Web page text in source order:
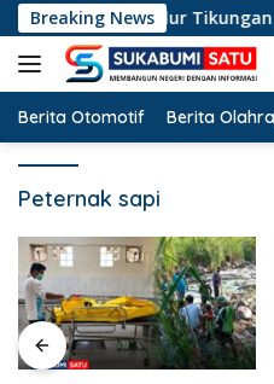
Langsung
ke
konten
Breaking News
di Jalur Tikungan
Berita Otomotif Berita
Peternak sapi